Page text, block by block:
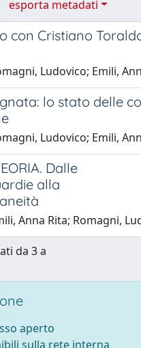
esporta metadati
con Cristiano
Ludovico; Emili,
lo stato delle
Ludovico; Emili,
Dalle
alla
Anna Rita; Romagni,
da 3 a
aperto
sulla rete interna